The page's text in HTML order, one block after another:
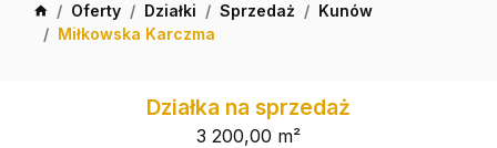
Oferty Działki Sprzedaż
Kunów
Miłkowska Karczma
Działka na sprzedaż
3 200,00 m²